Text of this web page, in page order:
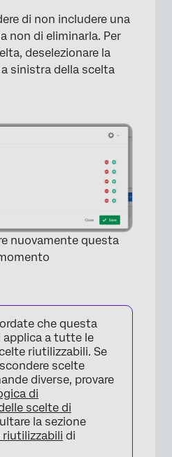
×
di non includere una
non di eliminarla. Per
deselezionare la
sinistra della scelta
nuovamente questa
che questa
applica a tutte le
riutilizzabili. Se
scelte
diverse, provare
di
scelte di
la sezione
riutilizzabili di